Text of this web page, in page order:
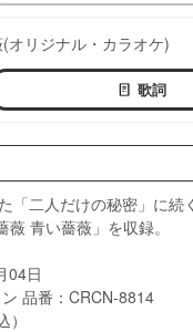
オリジナル・カラオケ)
歌詞
「二人だけの秘密」に続
青い薔薇」を収録。
04日
品番：CRCN-8814